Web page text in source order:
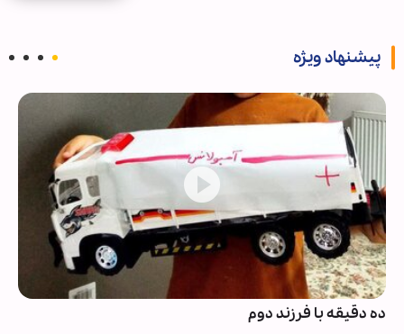
پیشنهاد ویژه
ده دقیقه با فرزند دوم